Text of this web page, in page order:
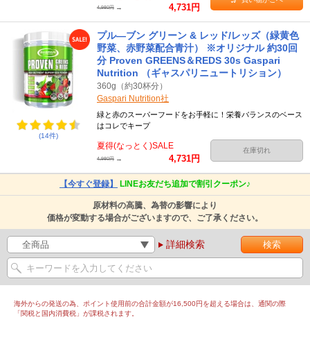
4,980円 → 4,731円
(14件)
プル―ブン グリーン & レッド/レッズ（緑黄色
野菜、赤野菜配合青汁） ※オリジナル 約30回
分 Proven GREENS＆REDS 30s Gaspari
Nutrition （ギャスパリニュートリション）
360g（約30杯分）
Gaspari Nutrition社
緑と赤のスーパーフードをお手軽に！栄養バランスのベース
はコレでキープ
夏得(なっとく)SALE
4,980円 → 4,731円
在庫切れ
【今すぐ登録】 LINEお友だち追加で割引クーポン♪
原材料の高騰、為替の影響により
価格が変動する場合がございますので、ご了承ください。
詳細検索
海外からの発送の為、ポイント使用前の合計金額が16,500円を超える場合は、通関の際
「関税と国内消費税」が課税されます。